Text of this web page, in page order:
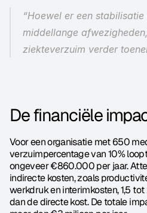
“Hoewel er een
middellange
ziekteverzuim verder
De financiële
Voor een organisatie met 650
verzuimpercentage van 10%
ongeveer €860.000 per jaar.
indirecte kosten, zoals
werkdruk en interimkosten, 1,5
dan de directe kost. De totale